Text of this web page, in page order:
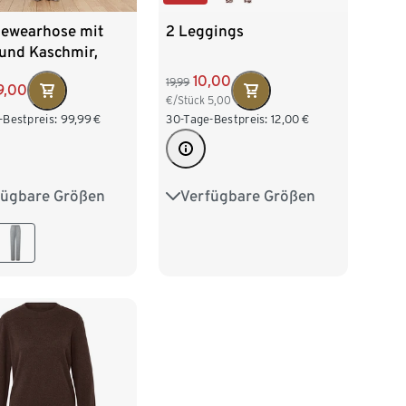
mit
Kaschmir,
Bestpreis: 99,99€
Größen
M 40/42
2 Leggings
19,99 10,00
€/Stück 5,00
30-Tage-Bestpreis: 12,00 €
Verfügbare Größen
S 36/38 M 40/42